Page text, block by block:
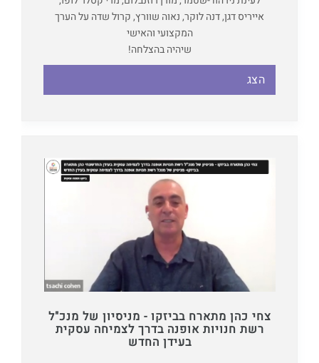
אייריס דגן, דנה לוקר, נאוה שוורץ, קרול שדה על הערך
המקצועי והאישי
שיהיה בהצלחה!
הצג
צחי כהן מתארח בביזקו - מניסיון של מנכ"ל
רשת חנויות אופנה בדרך לצמיחה עסקית
בעידן החדש